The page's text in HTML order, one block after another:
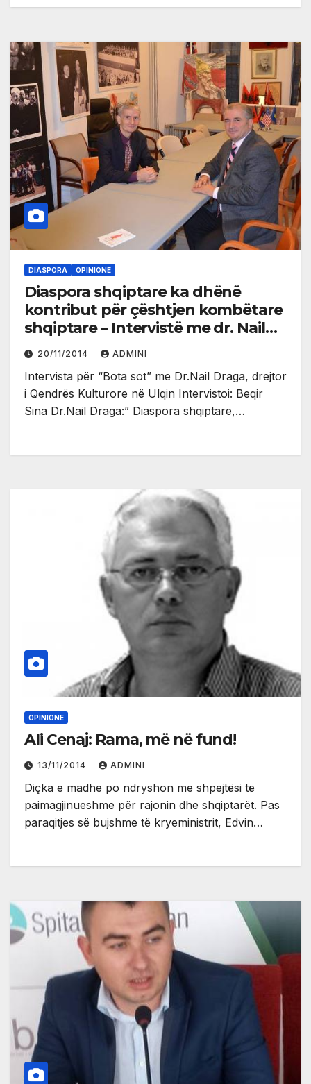
DIASPORA OPINIONE
Diaspora shqiptare ka dhënë
kontribut për çështjen kombëtare
shqiptare – Intervistë me dr. Nail
Draga
20/11/2014 ADMINI
Intervista për “Bota sot” me Dr.Nail Draga, drejtor
i Qendrës Kulturore në Ulqin Intervistoi: Beqir
Sina Dr.Nail Draga:” Diaspora shqiptare,…
OPINIONE
Ali Cenaj: Rama, më në fund!
13/11/2014 ADMINI
Diçka e madhe po ndryshon me shpejtësi të
paimagjinueshme për rajonin dhe shqiptarët. Pas
paraqitjes së bujshme të kryeministrit, Edvin…